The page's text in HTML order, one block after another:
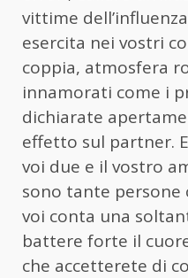
vittime
esercita nei vostri
coppia, atmosfera
innamorati come i
dichiarate
effetto sul partner.
voi due e il vostro
sono tante persone
voi conta una
battere forte il
che accetterete di